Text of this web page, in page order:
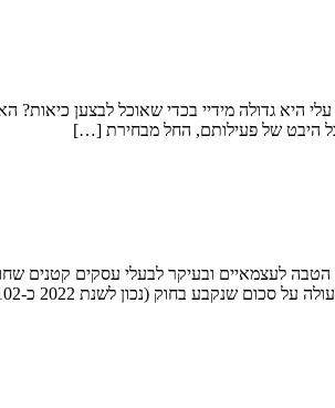
גדולה מידיי בכדי שאוכל לבצען כיאות?
היבט של פעילותם, החל מבחירת […]
לעצמאיים ובעיקר לבעלי עסקים קטנים
בחוק (נכון לשנת 2022 כ-102 אלף ₪). […]